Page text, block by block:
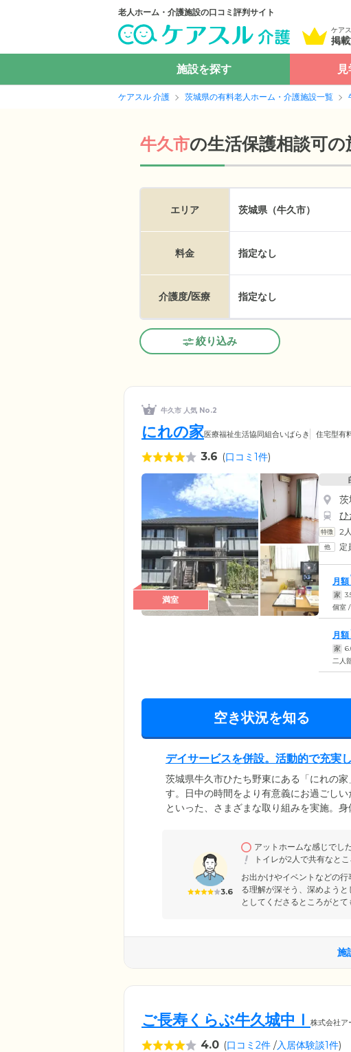
老人ホーム・介護施設の口コミ評判サイト
ケア
掲
施設を探す
ケアスル 介護 茨城県の有料老人ホーム・介護施設一覧
牛久市の生活保護相談可の
エリア 茨城県（牛久市）
料金 指定なし
介護度/医療 指定なし
絞り込み
牛久市 人気 No.2
にれの家医療福祉生活協同組合いばらき 住宅型有
3.6 (口コミ1件)
満室
ひ
2
定
月額
家
個室
月額
家
二人
空き状況を知る
デイサービスを併設。活動的で充実
茨城県牛久市ひたち野東にある「にれの
す。日中の時間をより有意義にお過ごし
といった、さまざまな取り組みを実施。
さまが楽しく前向きに過ごせるよう、ス
3.6
アットホームな感じでした
トイレが2人で共有なとこ
お出かけやイベントなどの
る理解が深そう、深めよう
としてくださるところがとて
施
ご長寿くらぶ牛久城中Ⅰ 株式会社ア
4.0 (口コミ2件 /入居体験談1件)